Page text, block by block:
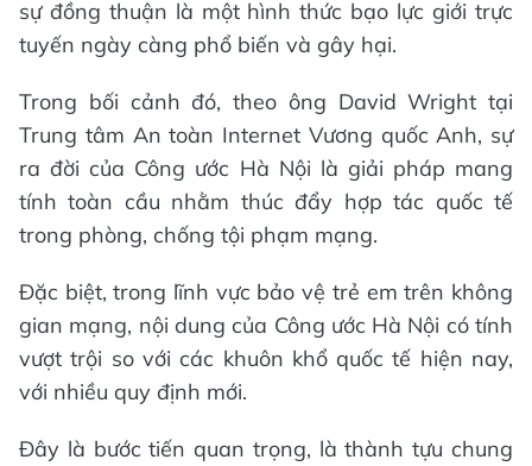
sự đồng thuận là một hình thức bạo lực giới trực
tuyến ngày càng phổ biến và gây hại.
Trong bối cảnh đó, theo ông David Wright tại
Trung tâm An toàn Internet Vương quốc Anh, sự
ra đời của Công ước Hà Nội là giải pháp mang
tính toàn cầu nhằm thúc đẩy hợp tác quốc tế
trong phòng, chống tội phạm mạng.
Đặc biệt, trong lĩnh vực bảo vệ trẻ em trên không
gian mạng, nội dung của Công ước Hà Nội có tính
vượt trội so với các khuôn khổ quốc tế hiện nay,
với nhiều quy định mới.
Đây là bước tiến quan trọng, là thành tựu chung